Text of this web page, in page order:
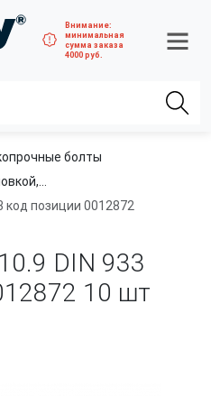
Внимание:
минимальная
сумма заказа
4000 руб.
болты
10.9 и 12.9
код позиции 0012872
DIN 933
10 шт